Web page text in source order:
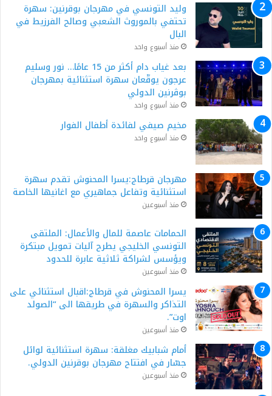
وليد التونسي في مهرجان بوقرنين: سهرة
تحتفي بالموروث الشعبي وصالح الفرزيط في
البال
منذ أسبوع واحد
بعد غياب دام أكثر من 15 عامًا… نور وسليم
عرجون يوقّعان سهرة استثنائية بمهرجان
بوڨرنين الدولي
منذ أسبوع واحد
مخيم صيفي لفائدة أطفال الفوار
منذ أسبوع واحد
مهرجان قرطاج:يسرا المحنوش تقدم سهرة
استثنائية وتفاعل جماهيري مع اغانيها الخاصة
منذ أسبوعين
الحمامات عاصمة للمال والأعمال: الملتقى
التونسي الخليجي يطرح آليات تمويل مبتكرة
ويؤسس لشراكة ثلاثية عابرة للحدود
منذ أسبوعين
يسرا المحنوش في قرطاج:اقبال استثنائي على
التذاكر والسهرة في طريقها الى “الصولد
اوت”.
منذ أسبوعين
أمام شبابيك مغلقة: سهرة استثنائية لوائل
جسّار في افتتاح مهرجان بوقرنين الدولي.
منذ أسبوعين